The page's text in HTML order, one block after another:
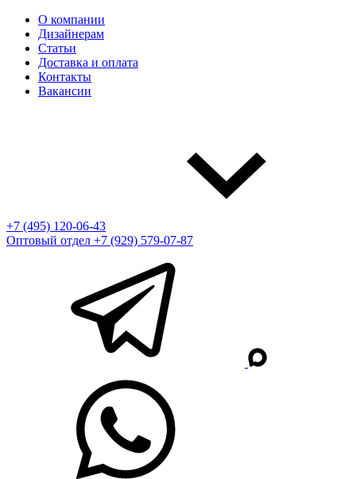
О компании
Дизайнерам
Статьи
Доставка и оплата
Контакты
Вакансии
+7 (495) 120-06-43
Оптовый отдел +7 (929) 579-07-87